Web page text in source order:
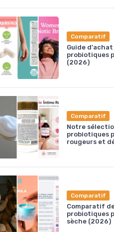
Comparatif
Guide d'achat
probiotiques
(2026)
Comparatif
Notre
probiotiques
rougeurs et
Comparatif
Comparatif
probiotiques
sèche (2026)